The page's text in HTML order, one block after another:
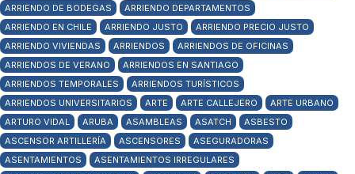
ARRIENDO DE BODEGAS
ARRIENDO DEPARTAMENTOS
ARRIENDO EN CHILE
ARRIENDO JUSTO
ARRIENDO PRECIO JUSTO
ARRIENDO VIVIENDAS
ARRIENDOS
ARRIENDOS DE OFICINAS
ARRIENDOS DE VERANO
ARRIENDOS EN SANTIAGO
ARRIENDOS TEMPORALES
ARRIENDOS TURÍSTICOS
ARRIENDOS UNIVERSITARIOS
ARTE ARTE CALLEJERO
ARTE URBANO
ARTURO VIDAL
ARUBA ASAMBLEAS ASATCH
ASBESTO
ASCENSOR ARTILLERÍA
ASCENSORES
ASEGURADORAS
ASENTAMIENTOS
ASENTAMIENTOS IRREGULARES